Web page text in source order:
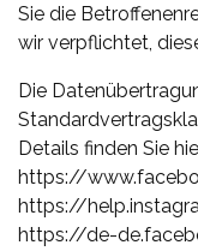
Sie die
wir verpflichtet,
Die
Details finden Sie
https://
https://
https://de-